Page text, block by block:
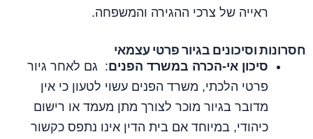
ראייה של צרכי ההגירה והמשפחה.
חסרונות וסיכונים בגיור פרטי עצמאי
סיכון אי‑הכרה במשרד הפנים: גם לאחר גיור
פרטי הלכתי, משרד הפנים עשוי לטעון כי אין
מדובר בגיור מוכר לצורך מתן מעמד או רישום
כיהודי, במיוחד אם בית הדין אינו נתפס כקשור